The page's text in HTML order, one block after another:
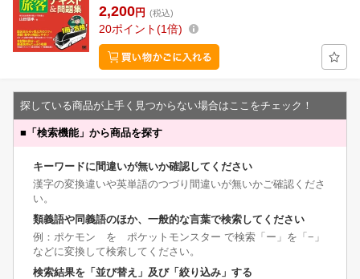
2,200円 (税込)
20ポイント 1倍
探している商品が上手く見つからない場合はここをチェック！
■ 「検索機能」から商品を探す
キーワードに間違いが無いか確認してください
漢字の変換違いや英単語のつづり間違いが無いかご確認くださ
い。
類義語や同義語のほか、一般的な言葉で検索してください
例：ポケモン を ポケットモンスター で検索「ー」を「−」
などに変換して検索してください。
検索結果を「並び替え」及び「絞り込み」する